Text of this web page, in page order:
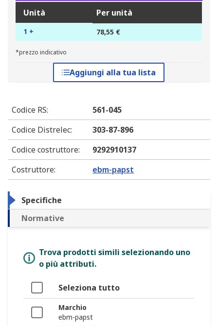
Unità Per unità
1 + 78,55 €
*prezzo indicativo
Aggiungi alla tua lista
Codice RS:
561-045
Codice Distrelec:
303-87-896
Codice costruttore:
9292910137
Costruttore: ebm-papst
Specifiche
Normative
Trova prodotti simili selezionando uno
o più attributi.
Seleziona tutto
Marchio
ebm-papst